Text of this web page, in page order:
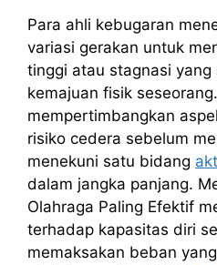
Para ahli kebugaran
variasi gerakan untuk
tinggi atau stagnasi
kemajuan fisik
mempertimbangkan
risiko cedera sebelum
menekuni satu bidang
dalam jangka panjang.
Olahraga Paling Efektif
terhadap kapasitas diri
memaksakan beban